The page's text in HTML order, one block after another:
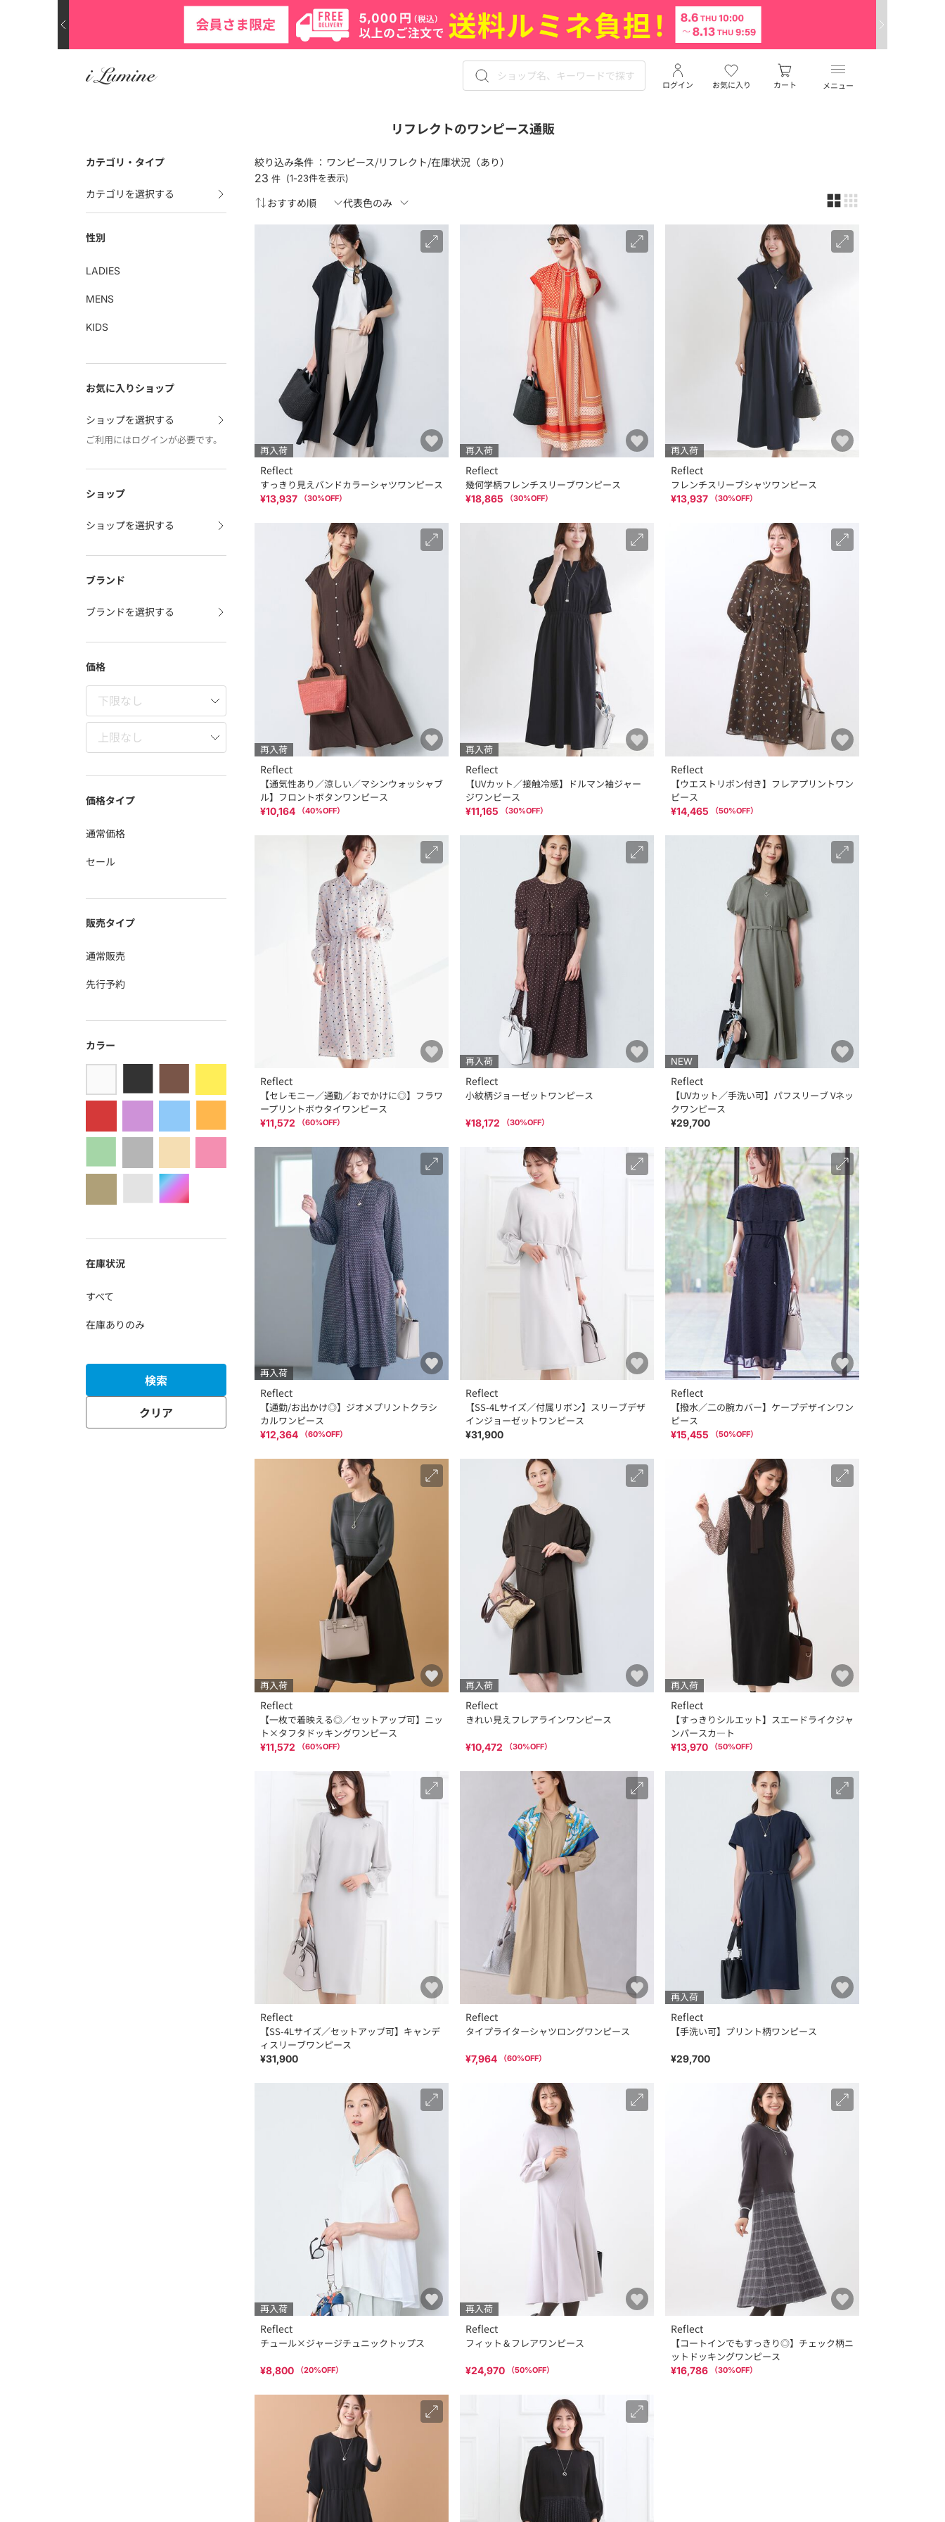
メニュー
お気に入り
ログイン カート
リフレクトのワンピース通販
カテゴリ・タイプ
カテゴリを選択する
性別
LADIES
MENS
KIDS
お気に入りショップ
ショップを選択する
ご利用にはログインが必要です。
ショップ
ショップを選択する
ブランド
ブランドを選択する
価格
価格タイプ
通常価格
セール
販売タイプ
通常販売
先行予約
カラー
在庫状況
すべて
在庫ありのみ
検索
クリア
絞り込み条件 ： ワンピース/リフレクト/在庫状況（あり）
23 件 (1-23件を表示)
再入荷
Reflect
すっきり見えバンドカラーシャツワンピース
¥13,937 （30%OFF）
再入荷
Reflect
幾何学柄フレンチスリーブワンピース
¥18,865 （30%OFF）
再入荷
Reflect
フレンチスリーブシャツワンピース
¥13,937 （30%OFF）
再入荷
Reflect
【通気性あり／涼しい／マシンウォッシャブ
ル】フロントボタンワンピース
¥10,164 （40%OFF）
再入荷
Reflect
【UVカット／接触冷感】ドルマン袖ジャー
ジワンピース
¥11,165 （30%OFF）
Reflect
【ウエストリボン付き】フレアプリントワン
ピース
¥14,465 （50%OFF）
Reflect
【セレモニー／通勤／おでかけに◎】フラワ
ープリントボウタイワンピース
¥11,572 （60%OFF）
再入荷
Reflect
小紋柄ジョーゼットワンピース
¥18,172 （30%OFF）
NEW
Reflect
【UVカット／手洗い可】パフスリーブ Vネッ
クワンピース
¥29,700
再入荷
Reflect
【通勤/お出かけ◎】ジオメプリントクラシ
カルワンピース
¥12,364 （60%OFF）
Reflect
【SS-4Lサイズ／付属リボン】スリーブデザ
インジョーゼットワンピース
¥31,900
Reflect
【撥水／二の腕カバー】ケープデザインワン
ピース
¥15,455 （50%OFF）
再入荷
Reflect
【一枚で着映える◎／セットアップ可】ニッ
ト×タフタドッキングワンピース
¥11,572 （60%OFF）
再入荷
Reflect
きれい見えフレアラインワンピース
¥10,472 （30%OFF）
再入荷
Reflect
【すっきりシルエット】スエードライクジャ
ンパースカ―ト
¥13,970 （50%OFF）
Reflect
【SS-4Lサイズ／セットアップ可】キャンデ
ィスリーブワンピース
¥31,900
Reflect
タイプライターシャツロングワンピース
¥7,964 （60%OFF）
再入荷
Reflect
【手洗い可】プリント柄ワンピース
¥29,700
再入荷
Reflect
チュール×ジャージチュニックトップス
¥8,800 （20%OFF）
再入荷
Reflect
フィット＆フレアワンピース
¥24,970 （50%OFF）
Reflect
【コートインでもすっきり◎】チェック柄ニ
ットドッキングワンピース
¥16,786 （30%OFF）